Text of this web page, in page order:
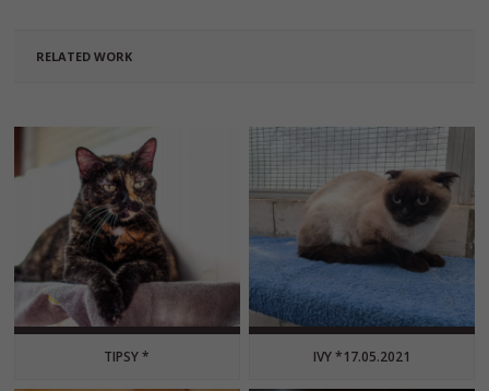
RELATED WORK
TIPSY * IVY *17.05.2021